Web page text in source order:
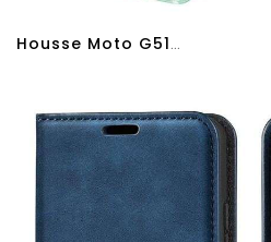
Housse Moto G51 5G Motif Abstrait